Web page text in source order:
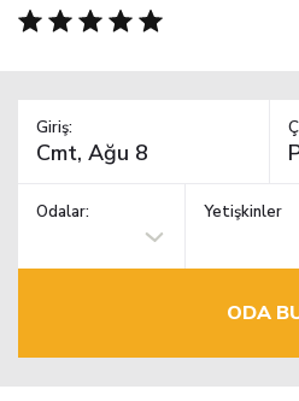
Giriş:
Odalar: Yetişkinler
ODA